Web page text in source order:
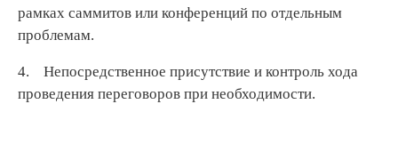
рамках саммитов или конференций по отдельным
проблемам.
4. Непосредственное присутствие и контроль хода
проведения переговоров при необходимости.